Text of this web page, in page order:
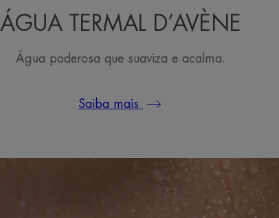
ÁGUA TERMAL D’AVÈNE
Água poderosa que suaviza e acalma.
Saiba mais